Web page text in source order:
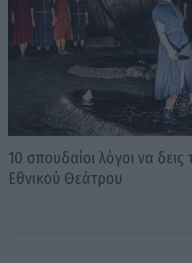
10 σπουδαίοι λόγοι να δεις
Εθνικού Θεάτρου